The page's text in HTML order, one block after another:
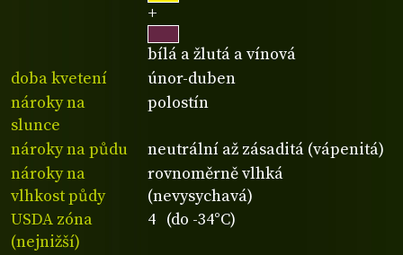
+
bílá a žlutá a vínová
doba kvetení
únor-duben
nároky na
slunce
polostín
nároky na půdu
neutrální až zásaditá (vápenitá)
nároky na
vlhkost půdy
rovnoměrně vlhká
(nevysychavá)
USDA zóna
(nejnižší)
4 (do -34°C)